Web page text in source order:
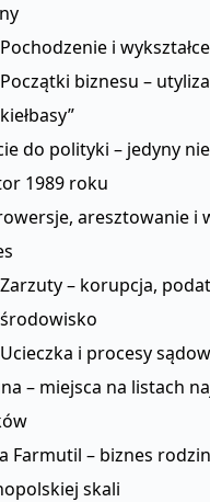
Pochodzenie i
Początki biznesu –
kiełbasy”
do polityki – jedyny
1989 roku
aresztowanie i
Zarzuty – korupcja,
środowisko
Ucieczka i procesy
– miejsca na listach
Farmutil – biznes
skali